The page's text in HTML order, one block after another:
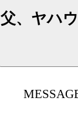
父、ヤハ